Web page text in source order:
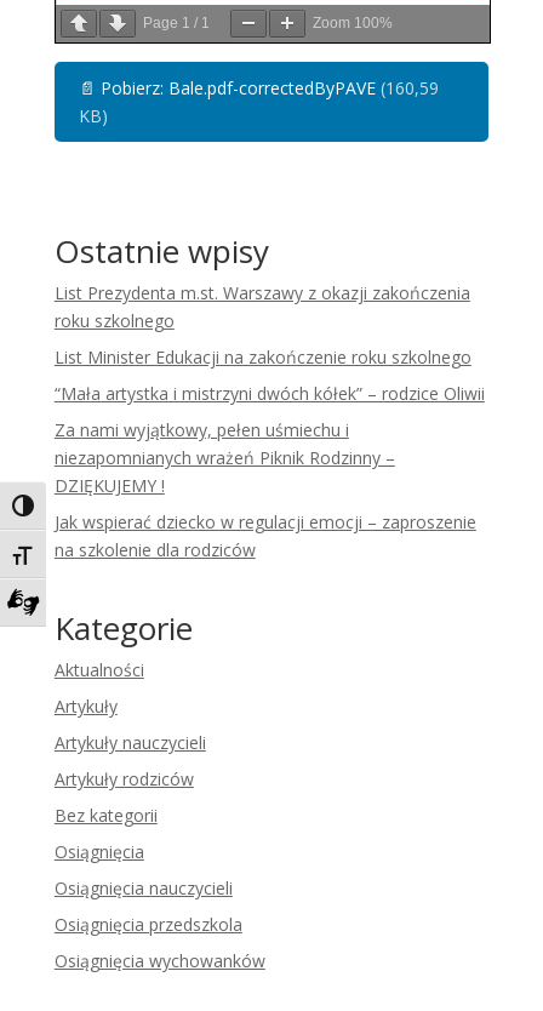
Toggle High Contrast
Toggle Font size
Zadzwoń do tłumacza języka migowego
Page 1 / 1 Zoom 100%
📄 Pobierz: Bale.pdf-correctedByPAVE (160,59
KB)
Ostatnie wpisy
List Prezydenta m.st. Warszawy z okazji zakończenia
roku szkolnego
List Minister Edukacji na zakończenie roku szkolnego
“Mała artystka i mistrzyni dwóch kółek” – rodzice Oliwii
Za nami wyjątkowy, pełen uśmiechu i
niezapomnianych wrażeń Piknik Rodzinny –
DZIĘKUJEMY !
Jak wspierać dziecko w regulacji emocji – zaproszenie
na szkolenie dla rodziców
Kategorie
Aktualności
Artykuły
Artykuły nauczycieli
Artykuły rodziców
Bez kategorii
Osiągnięcia
Osiągnięcia nauczycieli
Osiągnięcia przedszkola
Osiągnięcia wychowanków